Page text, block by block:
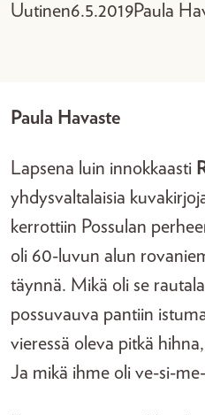
Uutinen6.5.2019Paula
Paula Havaste
Lapsena luin innokkaasti
yhdysvaltalaisia
kerrottiin Possulan
oli 60-luvun alun
täynnä. Mikä oli se
possuvauva pantiin
vieressä oleva pitkä
Ja mikä ihme oli ve-si-